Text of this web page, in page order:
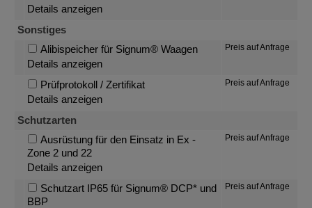
Details anzeigen
Sonstiges
Alibispeicher für Signum® Waagen
Details anzeigen
Preis auf Anfrage
Prüfprotokoll / Zertifikat
Details anzeigen
Preis auf Anfrage
Schutzarten
Ausrüstung für den Einsatz in Ex -
Zone 2 und 22
Details anzeigen
Preis auf Anfrage
Schutzart IP65 für Signum® DCP* und
BBP
Preis auf Anfrage